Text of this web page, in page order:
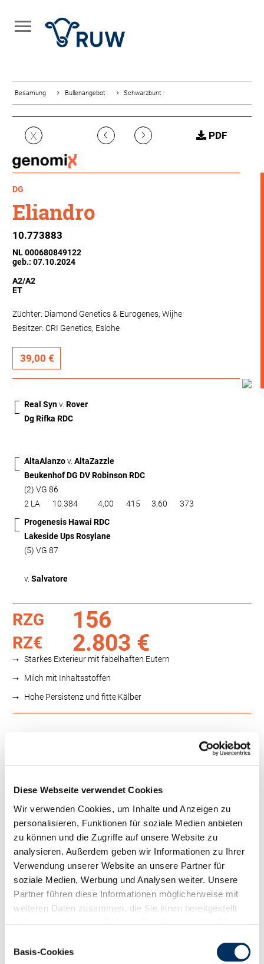
Diese Webseite verwendet Cookies
Wir verwenden Cookies, um Inhalte und Anzeigen zu
personalisieren, Funktionen für soziale Medien anbieten
zu können und die Zugriffe auf unsere Website zu
analysieren. Außerdem geben wir Informationen zu Ihrer
Verwendung unserer Website an unsere Partner für
soziale Medien, Werbung und Analysen weiter. Unsere
Partner führen diese Informationen möglicherweise mit
weiteren Daten zusammen, die Sie ihnen bereitgestellt
Cookies, wenn Sie unsere Webseite weiterhin nutzen.
Basis-Cookies
Besamung Bullenangebot Schwarzbunt
X ‹ › PDF
DG
Eliandro
10.773883
NL 000680849122
geb.: 07.10.2024
A2/A2
ET
Züchter: Diamond Genetics & Eurogenes, Wijhe
Besitzer: CRI Genetics, Eslohe
39,00 €
Real Synv. Rover
Dg Rifka RDC
AltaAlanzov. AltaZazzle
Beukenhof DG DV Robinson RDC
(2) VG 86
2 LA
10.384 4,00 415 3,60
373
Progenesis Hawai RDC
Lakeside Ups Rosylane
(5) VG 87
v. Salvatore
RZG 156
RZ€ 2.803 €
Starkes Exterieur mit fabelhaften Eutern
Milch mit Inhaltsstoffen
Hohe Persistenz und fitte Kälber
124
RZN
121
RZKd
RZKm
113
RZÖko
Gesundheit
RZGesund
RZEuterfit
111
RZ Klaue
106
104